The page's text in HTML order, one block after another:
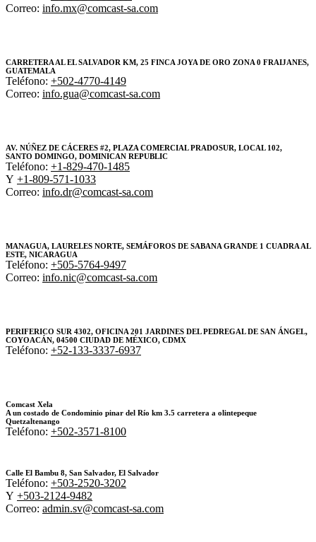
Correo: info.mx@comcast-sa.com
CARRETERA AL EL SALVADOR KM, 25 FINCA JOYA DE ORO ZONA 0 FRAIJANES,
GUATEMALA
Teléfono: +502-4770-4149
Correo: info.gua@comcast-sa.com
AV. NÚÑEZ DE CÁCERES #2, PLAZA COMERCIAL PRADOSUR, LOCAL 102,
SANTO DOMINGO, DOMINICAN REPUBLIC
Teléfono: +1-829-470-1485
Y +1-809-571-1033
Correo: info.dr@comcast-sa.com
MANAGUA, LAURELES NORTE, SEMÁFOROS DE SABANA GRANDE 1 CUADRA AL
ESTE, NICARAGUA
Teléfono: +505-5764-9497
Correo: info.nic@comcast-sa.com
PERIFERICO SUR 4302, OFICINA 201 JARDINES DEL PEDREGAL DE SAN ÁNGEL,
COYOACÁN, 04500 CIUDAD DE MÉXICO, CDMX
Teléfono: +52-133-3337-6937
Comcast Xela
A un costado de Condominio pinar del Río km 3.5 carretera a olintepeque
Quetzaltenango
Teléfono: +502-3571-8100
Calle El Bambu 8, San Salvador, El Salvador
Teléfono: +503-2520-3202
Y +503-2124-9482
Correo: admin.sv@comcast-sa.com